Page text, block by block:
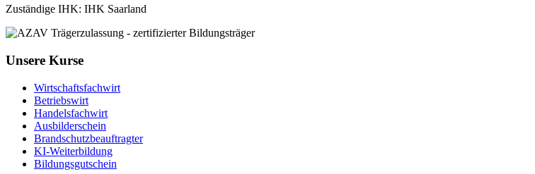
Zuständige IHK: IHK Saarland
Unsere Kurse
Wirtschaftsfachwirt
Betriebswirt
Handelsfachwirt
Ausbilderschein
Brandschutzbeauftragter
KI-Weiterbildung
Bildungsgutschein